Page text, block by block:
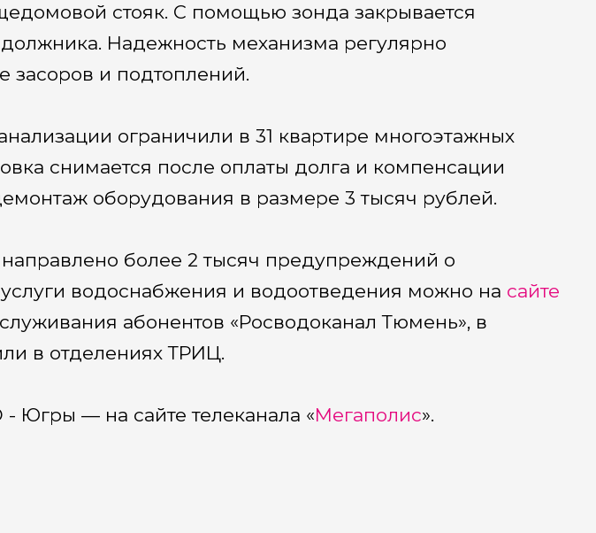
стояк. С помощью зонда закрывается
Надежность механизма регулярно
засоров и подтоплений.
ограничили в 31 квартире многоэтажных
снимается после оплаты долга и компенсации
оборудования в размере 3 тысяч рублей.
более 2 тысяч предупреждений о
водоснабжения и водоотведения можно на сайте
абонентов «Росводоканал Тюмень», в
в отделениях ТРИЦ.
Югры — на сайте телеканала «Мегаполис».